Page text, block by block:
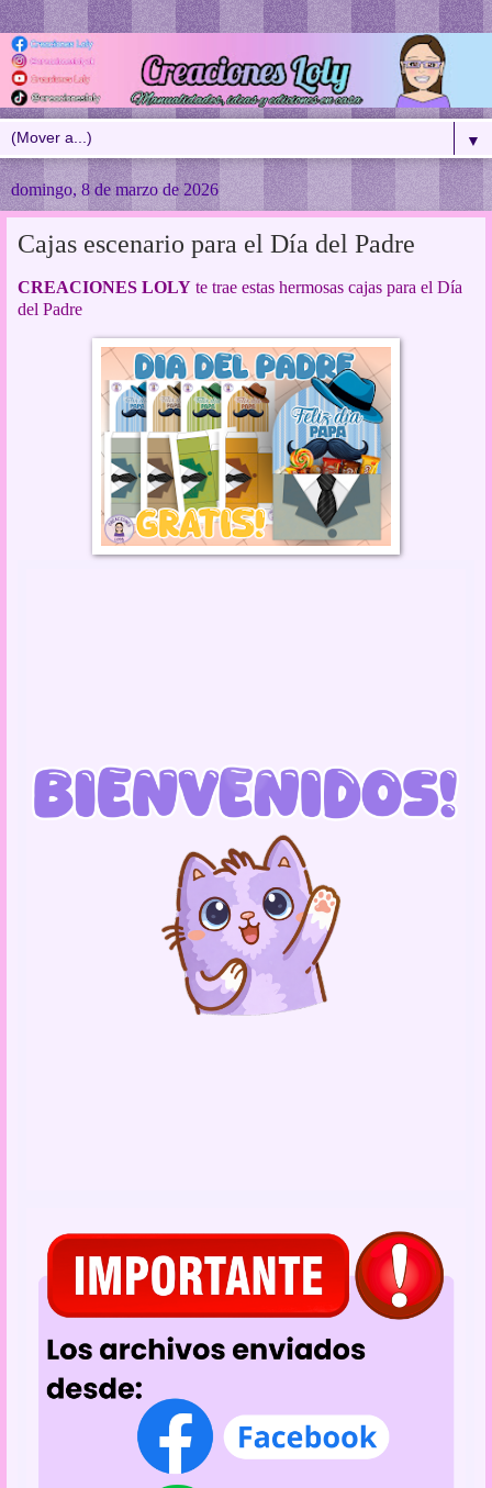
▼
domingo, 8 de marzo de 2026
Cajas escenario para el Día del Padre
CREACIONES LOLY te trae estas hermosas cajas para el Día
del Padre